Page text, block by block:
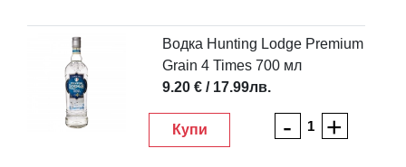
Водка Hunting Lodge Premium
Grain 4 Times 700 мл
9.20 € / 17.99лв.
Купи - +